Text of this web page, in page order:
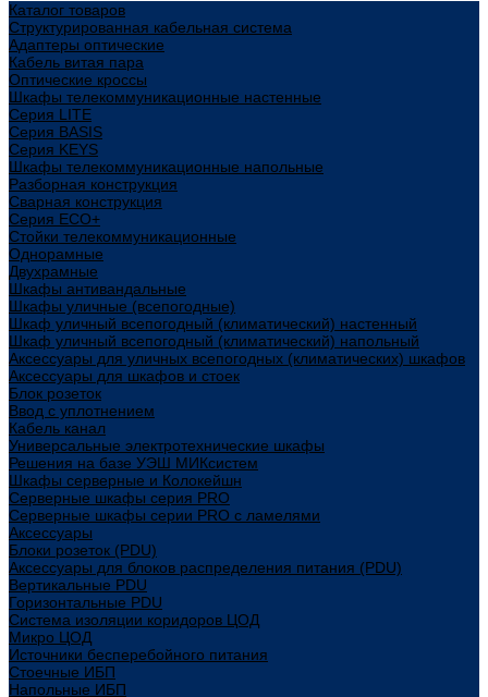
Каталог товаров
Структурированная кабельная система
Адаптеры оптические
Кабель витая пара
Оптические кроссы
Шкафы телекоммуникационные настенные
Cерия LITE
Cерия BASIS
Cерия KEYS
Шкафы телекоммуникационные напольные
Разборная конструкция
Сварная конструкция
Серия ECO+
Стойки телекоммуникационные
Однорамные
Двухрамные
Шкафы антивандальные
Шкафы уличные (всепогодные)
Шкаф уличный всепогодный (климатический) настенный
Шкаф уличный всепогодный (климатический) напольный
Аксессуары для уличных всепогодных (климатических) шкафов
Аксессуары для шкафов и стоек
Блок розеток
Ввод с уплотнением
Кабель канал
Универсальные электротехнические шкафы
Решения на базе УЭШ МИКсистем
Шкафы серверные и Колокейшн
Серверные шкафы серия PRO
Серверные шкафы серии PRO с ламелями
Аксессуары
Блоки розеток (PDU)
Аксессуары для блоков распределения питания (PDU)
Вертикальные PDU
Горизонтальные PDU
Система изоляции коридоров ЦОД
Микро ЦОД
Источники бесперебойного питания
Стоечные ИБП
Напольные ИБП